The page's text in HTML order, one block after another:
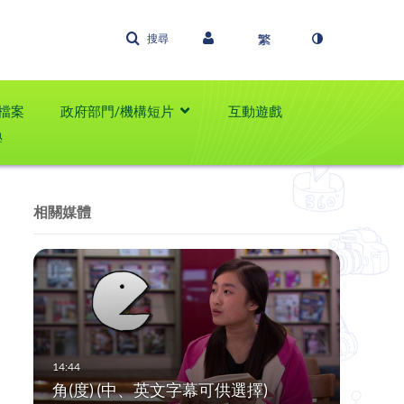
搜尋
案 政府部門/機構短片
互動遊戲
相關媒體
角(度) (中、英文字幕可供選擇)